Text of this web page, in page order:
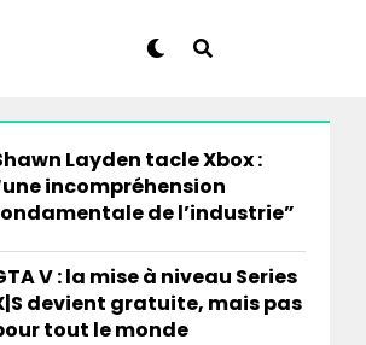
Layden tacle Xbox :
incompréhension
de l’industrie”
V : la mise à niveau Series
devient gratuite, mais pas
tout le monde